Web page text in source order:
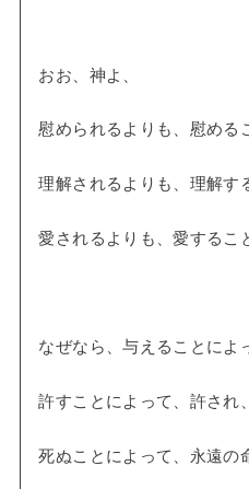
おお、神よ、
慰められるよりも、慰める
理解されるよりも、理解す
愛されるよりも、愛するこ
なぜなら、与えることによ
許すことによって、許され、
死ぬことによって、永遠の